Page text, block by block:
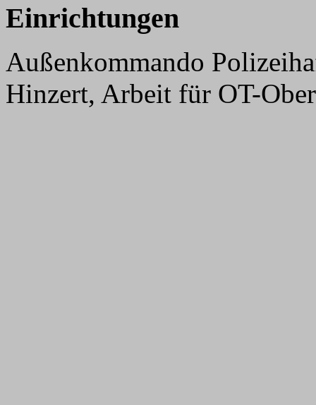
Einrichtungen
Außenkommando
Hinzert, Arbeit für OT-